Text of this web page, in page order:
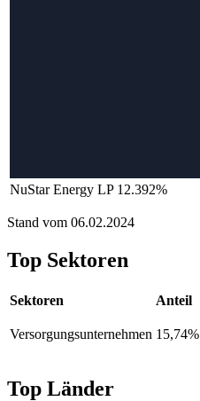
NuStar Energy LP 12.392%
Stand vom 06.02.2024
Top Sektoren
Sektoren Anteil
Versorgungsunternehmen 15,74%
Top Länder